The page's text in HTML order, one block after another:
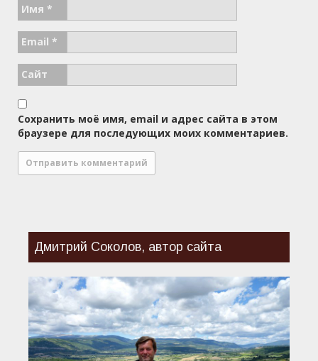
Имя *
Email *
Сайт
Сохранить моё имя, email и адрес сайта в этом
браузере для последующих моих комментариев.
Дмитрий Соколов, автор сайта